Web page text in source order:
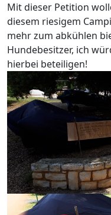
Mit dieser Petition
diesem riesigem
mehr zum abkühlen
Hundebesitzer, ich
hierbei beteiligen!